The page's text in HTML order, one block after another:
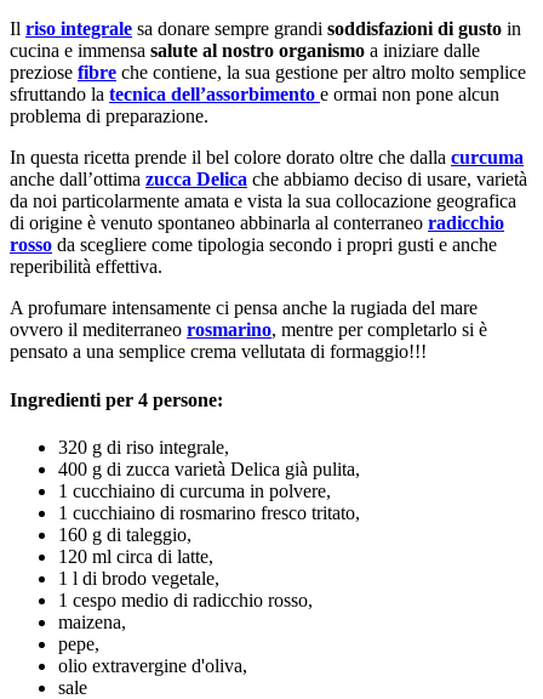
Il riso integrale sa donare sempre grandi soddisfazioni di gusto in
cucina e immensa salute al nostro organismo a iniziare dalle
preziose fibre che contiene, la sua gestione per altro molto semplice
sfruttando la tecnica dell’assorbimento e ormai non pone alcun
problema di preparazione.
In questa ricetta prende il bel colore dorato oltre che dalla curcuma
anche dall’ottima zucca Delica che abbiamo deciso di usare, varietà
da noi particolarmente amata e vista la sua collocazione geografica
di origine è venuto spontaneo abbinarla al conterraneo radicchio
rosso da scegliere come tipologia secondo i propri gusti e anche
reperibilità effettiva.
A profumare intensamente ci pensa anche la rugiada del mare
ovvero il mediterraneo rosmarino, mentre per completarlo si è
pensato a una semplice crema vellutata di formaggio!!!
Ingredienti per 4 persone:
320 g di riso integrale,
400 g di zucca varietà Delica già pulita,
1 cucchiaino di curcuma in polvere,
1 cucchiaino di rosmarino fresco tritato,
160 g di taleggio,
120 ml circa di latte,
1 l di brodo vegetale,
1 cespo medio di radicchio rosso,
maizena,
pepe,
olio extravergine d'oliva,
sale